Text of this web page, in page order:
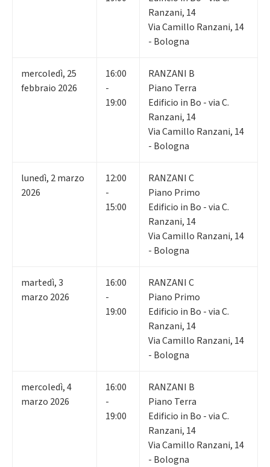
Ranzani, 14
Via Camillo Ranzani, 14
- Bologna
mercoledì, 25
febbraio 2026
16:00
-
19:00
RANZANI B
Piano Terra
Edificio in Bo - via C.
Ranzani, 14
Via Camillo Ranzani, 14
- Bologna
lunedì, 2marzo
2026
12:00
-
15:00
RANZANI C
Piano Primo
Edificio in Bo - via C.
Ranzani, 14
Via Camillo Ranzani, 14
- Bologna
martedì,3
marzo 2026
16:00
-
19:00
RANZANI C
Piano Primo
Edificio in Bo - via C.
Ranzani, 14
Via Camillo Ranzani, 14
- Bologna
mercoledì,4
marzo 2026
16:00
-
19:00
RANZANI B
Piano Terra
Edificio in Bo - via C.
Ranzani, 14
Via Camillo Ranzani, 14
- Bologna